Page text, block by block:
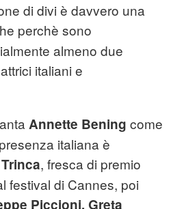
di divi è davvero una
perchè sono
almeno due
italiani e
Annette Bening come
italiana è
, fresca di premio
festival di Cannes, poi
Piccioni, Greta